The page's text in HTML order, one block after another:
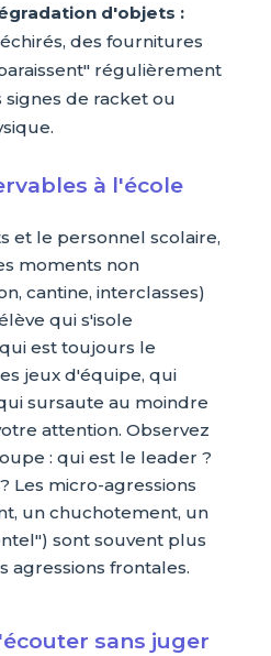
d'objets :
des fournitures
régulièrement
de racket ou
à l'école
et le personnel scolaire,
moments non
cantine, interclasses)
qui s'isole
est toujours le
jeux d'équipe, qui
sursaute au moindre
attention. Observez
: qui est le leader ?
Les micro-agressions
un chuchotement, un
sont souvent plus
agressions frontales.
sans juger